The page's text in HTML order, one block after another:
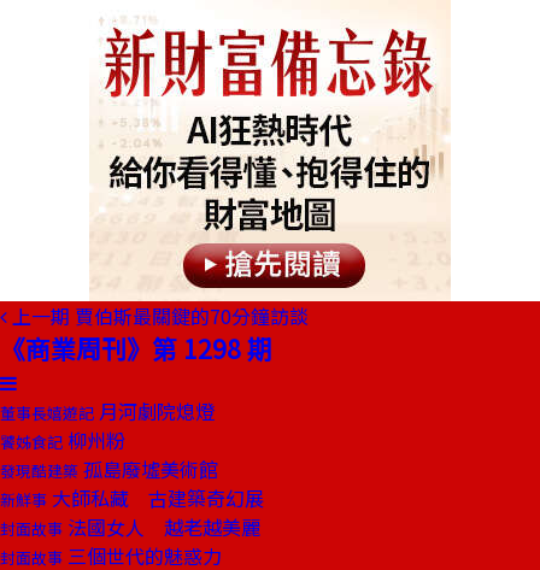
上一期 賈伯斯最關鍵的70分鐘訪談
《商業周刊》第 1298 期
董事長嬉遊記 月河劇院熄燈
饕姊食記 柳州粉
發現酷建築 孤島廢墟美術館
新鮮事 大師私藏 古建築奇幻展
封面故事 法國女人 越老越美麗
封面故事 三個世代的魅惑力